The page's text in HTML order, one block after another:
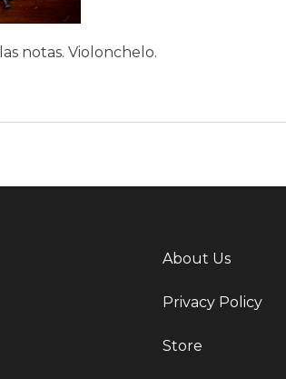
notas. Violonchelo.
About Us
Privacy Policy
Store